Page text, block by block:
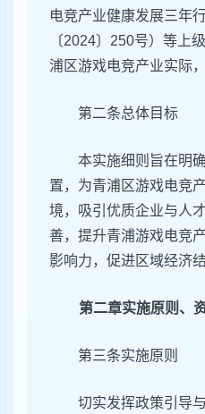
电竞产业健康发展三年
〔2024〕250号）等上
浦区游戏电竞产业实际
第二条总体目标
本实施细则旨在明
置，为青浦区游戏电竞
境，吸引优质企业与人
善，提升青浦游戏电竞
影响力，促进区域经济
第二章实施原则、
第三条实施原则
切实发挥政策引导